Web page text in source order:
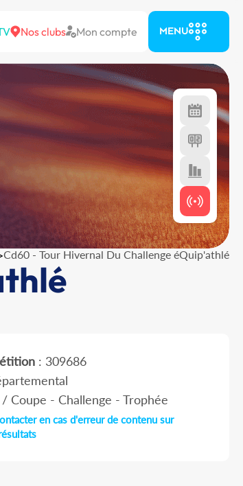
Nos clubs Mon compte MENU
Cd60 - Tour Hivernal Du Challenge éQuip'athlé
: 309686
Coupe - Challenge - Trophée
en cas d'erreur de contenu sur